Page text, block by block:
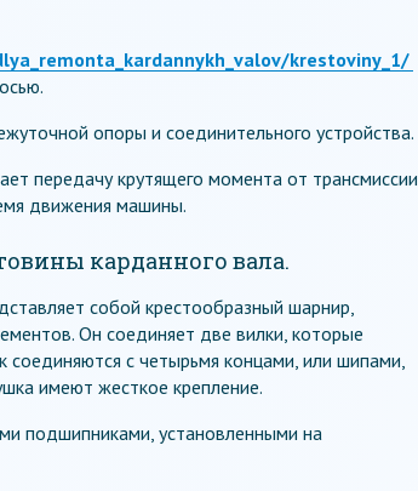
krestoviny_1/
опоры и соединительного устройства.
передачу крутящего момента от трансмиссии
движения машины.
карданного вала.
собой крестообразный шарнир,
Он соединяет две вилки, которые
с четырьмя концами, или шипами,
имеют жесткое крепление.
подшипниками, установленными на